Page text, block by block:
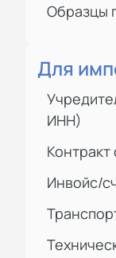
Образцы
Для
ИНН)
Инвойс/